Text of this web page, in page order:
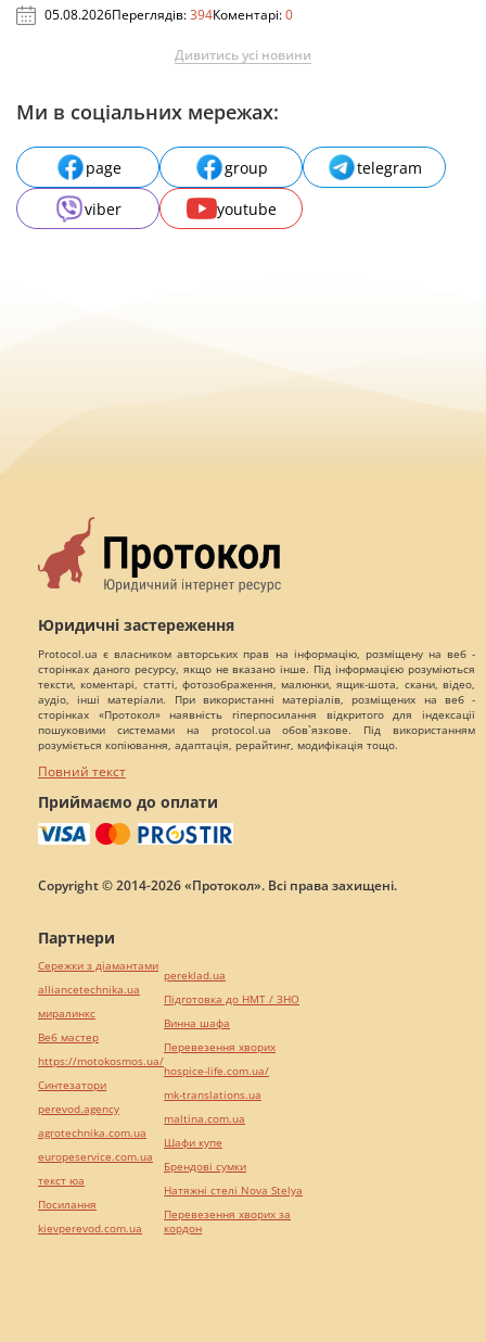
05.08.2026Переглядів:394Коментарі:0
Дивитись усі новини
Ми в соціальних мережах:
page group
telegram
viber
youtube
Юридичні застереження
Protocol.ua є власником авторських прав на інформацію, розміщену на веб -
сторінках даного ресурсу, якщо не вказано інше. Під інформацією розуміються
тексти, коментарі, статті, фотозображення, малюнки, ящик-шота, скани, відео,
аудіо, інші матеріали. При використанні матеріалів, розміщених на веб -
сторінках «Протокол» наявність гіперпосилання відкритого для індексації
пошуковими системами на protocol.ua обов`язкове. Під використанням
розуміється копіювання, адаптація, рерайтинг, модифікація тощо.
Повний текст
Приймаємо до оплати
Copyright © 2014-2026 «Протокол». Всі права захищені.
Партнери
Сережки з діамантами
alliancetechnika.ua
миралинкс
Веб мастер
https://motokosmos.ua/
Синтезатори
perevod.agency
agrotechnika.com.ua
europeservice.com.ua
текст юа
Посилання
kievperevod.com.ua
pereklad.ua
Підготовка до НМТ / ЗНО
Винна шафа
Перевезення хворих
hospice-life.com.ua/
mk-translations.ua
maltina.com.ua
Шафи купе
Брендові сумки
Натяжні стелі Nova Stelya
Перевезення хворих за
кордон